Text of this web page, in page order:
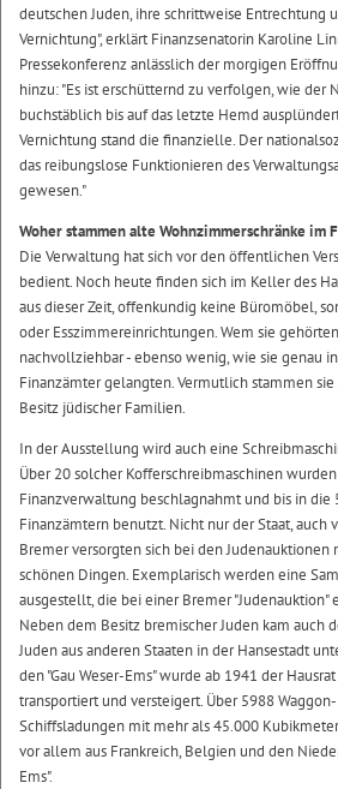
deutschen Juden, ihre schrittweise Entrechtung
Vernichtung", erklärt Finanzsenatorin Karoline
Pressekonferenz anlässlich der morgigen
hinzu: "Es ist erschütternd zu verfolgen, wie der
buchstäblich bis auf das letzte Hemd
Vernichtung stand die finanzielle. Der
das reibungslose Funktionieren des
gewesen."
Woher stammen alte Wohnzimmerschränke im
Die Verwaltung hat sich vor den öffentlichen
bedient. Noch heute finden sich im Keller des
aus dieser Zeit, offenkundig keine Büromöbel,
oder Esszimmereinrichtungen. Wem sie
nachvollziehbar - ebenso wenig, wie sie genau
Finanzämter gelangten. Vermutlich stammen
Besitz jüdischer Familien.
In der Ausstellung wird auch eine
Über 20 solcher Kofferschreibmaschinen
Finanzverwaltung beschlagnahmt und bis in die
Finanzämtern benutzt. Nicht nur der Staat, auch
Bremer versorgten sich bei den
schönen Dingen. Exemplarisch werden eine
ausgestellt, die bei einer Bremer "Judenauktion"
Neben dem Besitz bremischer Juden kam auch
Juden aus anderen Staaten in der Hansestadt
den "Gau Weser-Ems" wurde ab 1941 der
transportiert und versteigert. Über 5988
Schiffsladungen mit mehr als 45.000
vor allem aus Frankreich, Belgien und den
Ems".